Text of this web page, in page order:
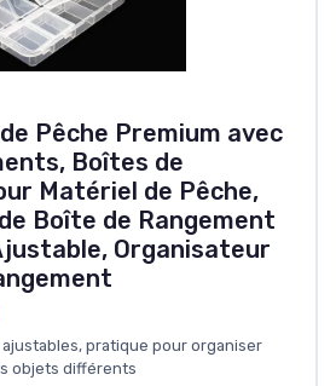
Pêche Premium avec
Boîtes de
Matériel de Pêche,
Boîte de Rangement
Organisateur
pratique pour organiser
objets différents